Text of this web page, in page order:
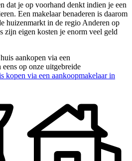
dat je op voorhand denkt indien je een
Een makelaar benaderen is daarom
huizenmarkt in de regio Anderen op
zijn eigen kosten je enorm veel geld
aankopen via een
op onze uitgebreide
kopen via een aankoopmakelaar in